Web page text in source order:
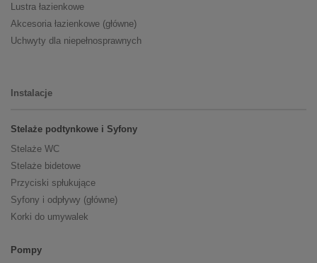
Lustra łazienkowe
Akcesoria łazienkowe (główne)
Uchwyty dla niepełnosprawnych
Instalacje
Stelaże podtynkowe i Syfony
Stelaże WC
Stelaże bidetowe
Przyciski spłukujące
Syfony i odpływy (główne)
Korki do umywalek
Pompy